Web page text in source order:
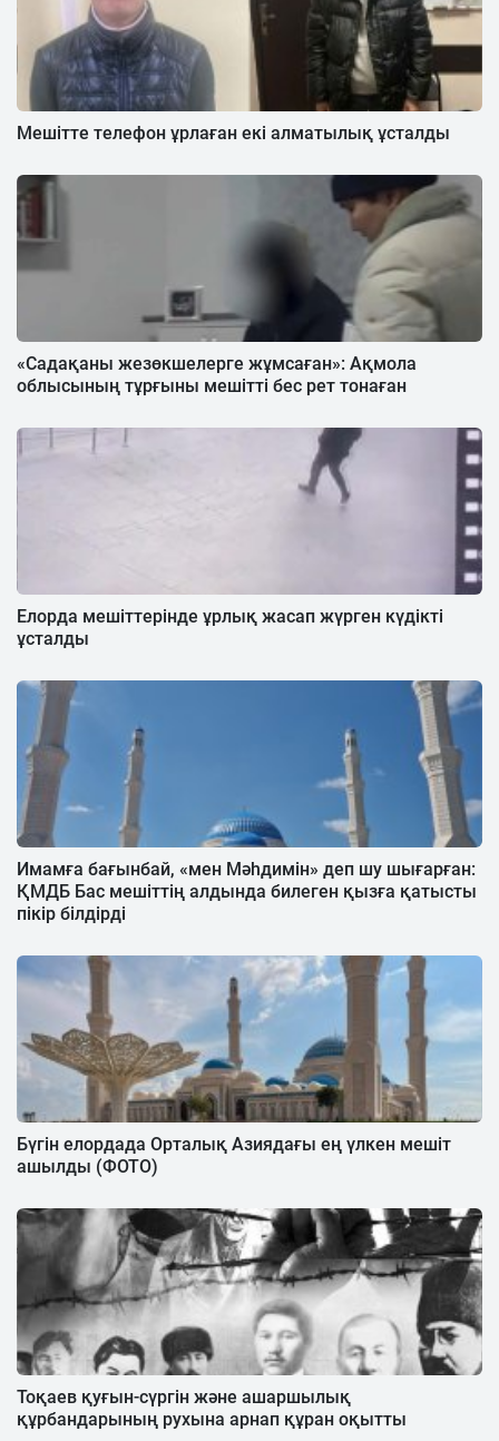
Мешітте телефон ұрлаған екі алматылық ұсталды
«Садақаны жезөкшелерге жұмсаған»: Ақмола
облысының тұрғыны мешітті бес рет тонаған
Елорда мешіттерінде ұрлық жасап жүрген күдікті
ұсталды
Имамға бағынбай, «мен Мәһдимін» деп шу шығарған:
ҚМДБ Бас мешіттің алдында билеген қызға қатысты
пікір білдірді
Бүгін елордада Орталық Азиядағы ең үлкен мешіт
ашылды (ФОТО)
Тоқаев қуғын-сүргін және ашаршылық
құрбандарының рухына арнап құран оқытты